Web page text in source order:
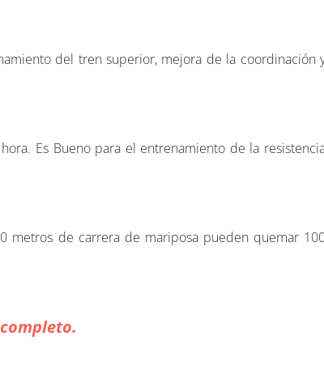
del tren superior, mejora de la coordinación
Es Bueno para el entrenamiento de la
metros de carrera de mariposa pueden quemar